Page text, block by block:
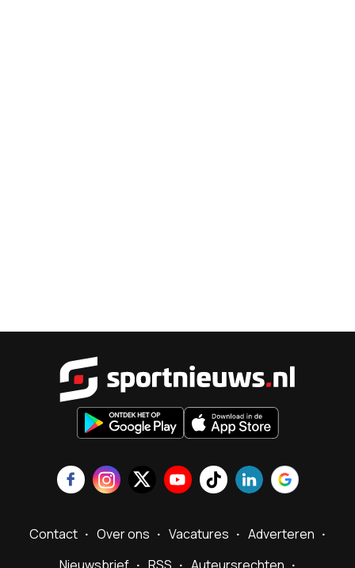
Contact Over ons Vacatures
Adverteren